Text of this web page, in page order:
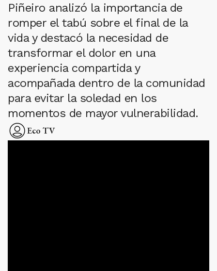
Piñeiro analizó la importancia de
romper el tabú sobre el final de la
vida y destacó la necesidad de
transformar el dolor en una
experiencia compartida y
acompañada dentro de la comunidad
para evitar la soledad en los
momentos de mayor vulnerabilidad.
Eco TV